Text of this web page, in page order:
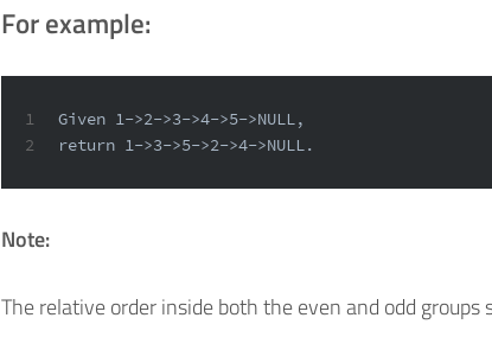
For example:
1
2
Given 1->2->3->4->5->NULL,
return 1->3->5->2->4->NULL.
Note:
The relative order inside both the even and odd